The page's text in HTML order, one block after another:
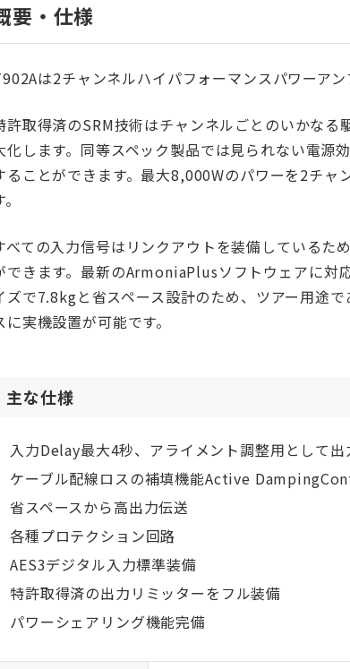
要・仕様
は2チャンネルハイパフォーマンスパワーアン
許取得済のSRM技術はチャンネルごとのいかな
化します。同等スペック製品では見られない電源
ることができます。最大8,000Wのパワーを2チャ
べての入力信号はリンクアウトを装備しているた
できます。最新のArmoniaPlusソフトウェアに対
ズで7.8kgと省スペース設計のため、ツアー用途
に実機設置が可能です。
主な仕様
入力Delay最大4秒、アライメント調整用として
ケーブル配線ロスの補填機能Active
省スペースから高出力伝送
各種プロテクション回路
AES3デジタル入力標準装備
特許取得済の出力リミッターをフル装備
パワーシェアリング機能完備